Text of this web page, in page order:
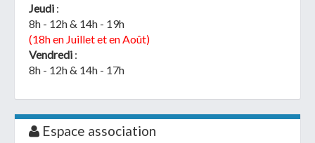
Jeudi :
8h - 12h & 14h - 19h
(18h en Juillet et en Août)
Vendredi :
8h - 12h & 14h - 17h
Espace association